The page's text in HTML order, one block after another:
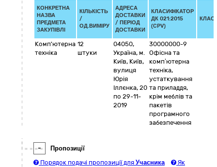
КОНКРЕТНА
НАЗВА
ПРЕДМЕТА
ЗАКУПІВЛІ
КІЛЬКІСТЬ
/
ОД.ВИМІРУ
АДРЕСА
ДОСТАВКИ
/ ПЕРІОД
ДОСТАВКИ
КЛАСИФІКАТОР
ДК 021:2015
(CPV)
Комп'ютерна
техніка
12
штуки
04050,
Україна, м.
Київ, Київ,
вулиця
Юрія
Іллєнка, 20
по 29-11-
2019
30000000-9
Офісна та
комп’ютерна
техніка,
устаткування
та приладдя,
крім меблів та
пакетів
програмного
забезпечення
-
Пропозиції
Порядок подачі пропозиції для Учасника
Як